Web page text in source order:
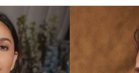
(U-19 Asia Cup) के फाइनल में